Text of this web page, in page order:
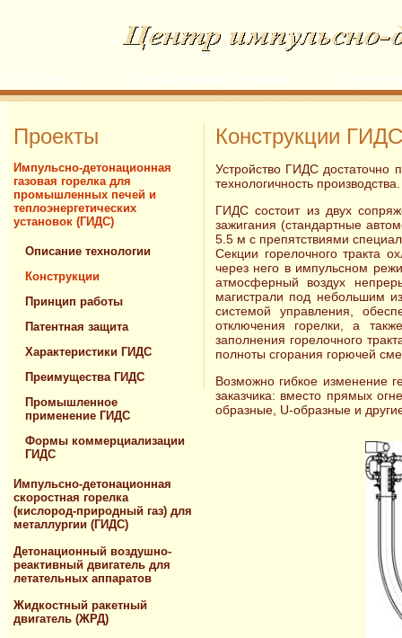
Проекты
Импульсно-детонационная
газовая горелка для
промышленных печей и
теплоэнергетических
установок (ГИДС)
Описание технологии
Конструкции
Принцип работы
Патентная защита
Характеристики ГИДС
Преимущества ГИДС
Промышленное
применение ГИДС
Формы коммерциализации
ГИДС
Импульсно-детонационная
скоростная горелка
(кислород-природный газ) для
металлургии (ГИДС)
Детонационный воздушно-
реактивный двигатель для
летательных аппаратов
Жидкостный ракетный
двигатель (ЖРД)
Конструкции ГИДС
Устройство ГИДС достаточно
технологичность производства.
ГИДС состоит из двух
зажигания (стандартные
5.5 м с препятствиями
Секции горелочного тракта
через него в импульсном
атмосферный воздух
магистрали под небольшим
системой управления,
отключения горелки, а
заполнения горелочного
полноты сгорания горючей
Возможно гибкое изменение
заказчика: вместо прямых
образные, U-образные и